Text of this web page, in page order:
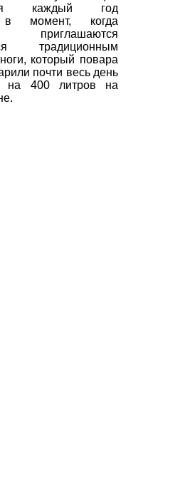
каждый год
в момент, когда
приглашаются
традиционным
который повара
почти весь день
на 400 литров на